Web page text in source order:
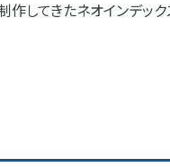
作してきたネオインデッ